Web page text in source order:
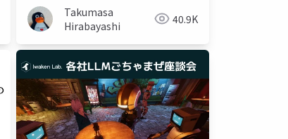
Takumasa
Hirabayashi
40.9K